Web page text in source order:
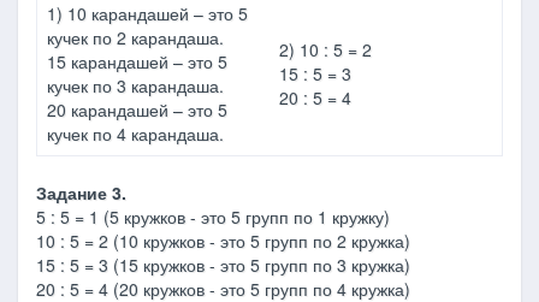
1) 10 карандашей – это 5
кучек по 2 карандаша.
15 карандашей – это 5
кучек по 3 карандаша.
20 карандашей – это 5
кучек по 4 карандаша.
2) 10 : 5 = 2
15 : 5 = 3
20 : 5 = 4
Задание 3.
5 : 5 = 1 (5 кружков - это 5 групп по 1 кружку)
10 : 5 = 2 (10 кружков - это 5 групп по 2 кружка)
15 : 5 = 3 (15 кружков - это 5 групп по 3 кружка)
20 : 5 = 4 (20 кружков - это 5 групп по 4 кружка)